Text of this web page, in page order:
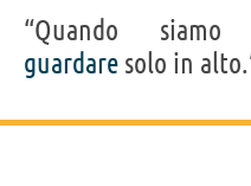
IDENTIKIT E DATI ANAGRAFICI
Nome
Roger Ward
Cognome Babson
Sesso maschile
“Quando
guardare solo in